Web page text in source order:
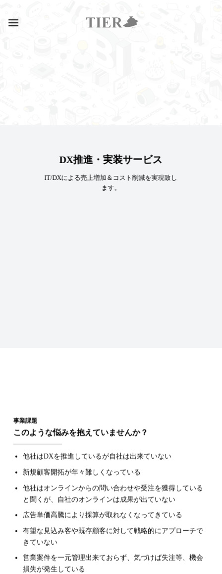
DX推進・実装サービス
IT/DXによる売上増加＆コスト削減を実現致し
ます。
事業課題
このような悩みを抱えていませんか？
他社はDXを推進しているが自社は出来ていない
新規顧客開拓が年々難しくなっている
他社はオンラインからの問い合わせや受注を獲得している
と聞くが、 自社のオンラインは成果が出ていない
広告単価高騰により採算が取れなくなってきている
有望な見込み客や既存顧客に対して戦略的にアプローチで
きていない
営業案件を一元管理出来ておらず、気づけば失注等、機会
損失が発生している